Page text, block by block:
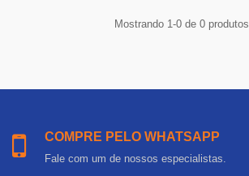
Mostrando 1-0 de 0 produtos
COMPRE PELO WHATSAPP
Fale com um de nossos especialistas.